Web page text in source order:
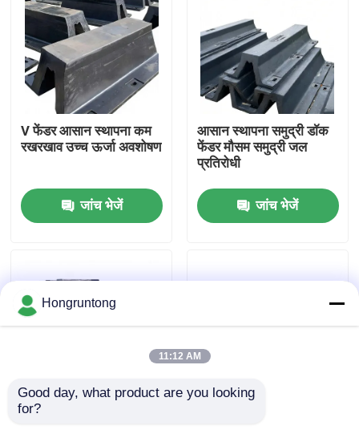
वीडियो
हमारे बारे में
गुणवत्ता नियंत्रण
एक उद्धरण का अनुरोध करें
डॉक रबर फेंडर
V फेंडर आसान स्थापना कम
रखरखाव उच्च ऊर्जा अवशोषण
जांच भेजें
आसान स्थापना समुद्री डॉक
फेंडर मौसम समुद्री जल
प्रतिरोधी
जांच भेजें
वी डॉक फेंडर उच्च प्रभाव
Hongruntong
11:12 AM
Good day, what product are you looking
for?